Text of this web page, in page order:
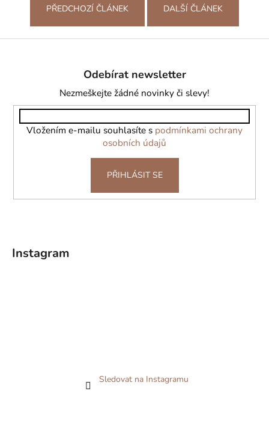
PŘEDCHOZÍ ČLÁNEK DALŠÍ ČLÁNEK
Odebírat newsletter
Nezmeškejte žádné novinky či slevy!
Vložením e-mailu souhlasíte s podmínkami ochrany
osobních údajů
PŘIHLÁSIT SE
Instagram
Sledovat na Instagramu